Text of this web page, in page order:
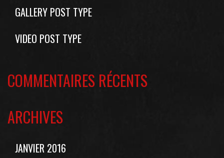
GALLERY POST TYPE
VIDEO POST TYPE
COMMENTAIRES RÉCENTS
ARCHIVES
JANVIER 2016